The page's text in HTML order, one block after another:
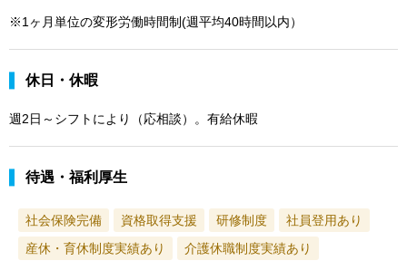
※1ヶ月単位の変形労働時間制(週平均40時間以内）
休日・休暇
週2日～シフトにより（応相談）。有給休暇
待遇・福利厚生
社会保険完備 資格取得支援 研修制度
社員登用あり
産休・育休制度実績あり
介護休職制度実績あり